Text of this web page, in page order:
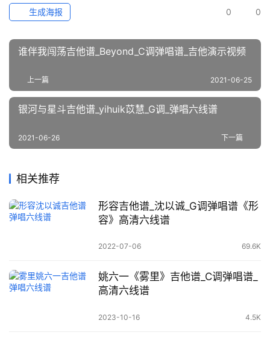
0 0
生成海报
谁伴我闯荡吉他谱_Beyond_C调弹唱谱_吉他演示视频
上一篇 2021-06-25
银河与星斗吉他谱_yihuik苡慧_G调_弹唱六线谱
下一篇
2021-06-26
相关推荐
形容吉他谱_沈以诚_G调弹唱谱《形
容》高清六线谱
2022-07-06 69.6K
姚六一《雾里》吉他谱_C调弹唱谱_
高清六线谱
2023-10-16 4.5K